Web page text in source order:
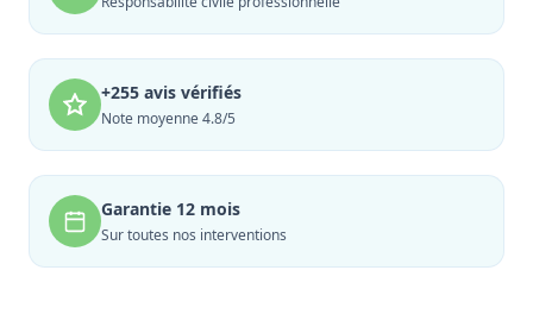
+255 avis vérifiés
Note moyenne 4.8/5
Garantie 12 mois
Sur toutes nos interventions